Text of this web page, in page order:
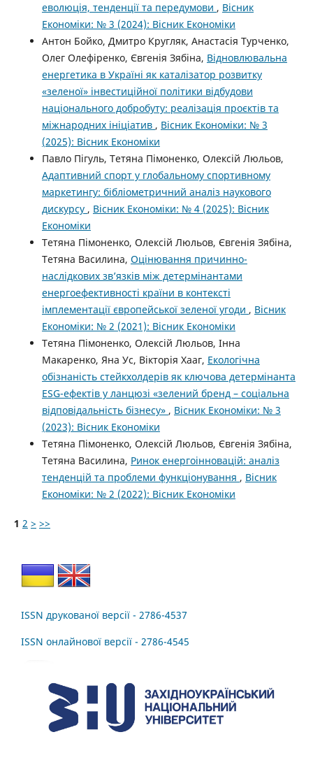
еволюція, тенденції та передумови , Вісник
Економіки: № 3 (2024): Вісник Економіки
Антон Бойко, Дмитро Кругляк, Анастасія Турченко,
Олег Олефіренко, Євгенія Зябіна, Відновлювальна
енергетика в Україні як каталізатор розвитку
«зеленої» інвестиційної політики відбудови
національного добробуту: реалізація проєктів та
міжнародних ініціатив , Вісник Економіки: № 3
(2025): Вісник Економіки
Павло Пігуль, Тетяна Пімоненко, Олексій Люльов,
Адаптивний спорт у глобальному спортивному
маркетингу: бібліометричний аналіз наукового
дискурсу , Вісник Економіки: № 4 (2025): Вісник
Економіки
Тетяна Пімоненко, Олексій Люльов, Євгенія Зябіна,
Тетяна Василина, Оцінювання причинно-
наслідкових зв’язків між детермінантами
енергоефективності країни в контексті
імплементації європейської зеленої угоди , Вісник
Економіки: № 2 (2021): Вісник Економіки
Тетяна Пімоненко, Олексій Люльов, Інна
Макаренко, Яна Ус, Вікторія Хааг, Екологічна
обізнаність стейкхолдерів як ключова детермінанта
ESG-ефектів у ланцюзі «зелений бренд – соціальна
відповідальність бізнесу» , Вісник Економіки: № 3
(2023): Вісник Економіки
Тетяна Пімоненко, Олексій Люльов, Євгенія Зябіна,
Тетяна Василина, Ринок енергоінновацій: аналіз
тенденцій та проблеми функціонування , Вісник
Економіки: № 2 (2022): Вісник Економіки
1 2 > >>
ISSN друкованої версії - 2786-4537
ISSN онлайнової версії - 2786-4545